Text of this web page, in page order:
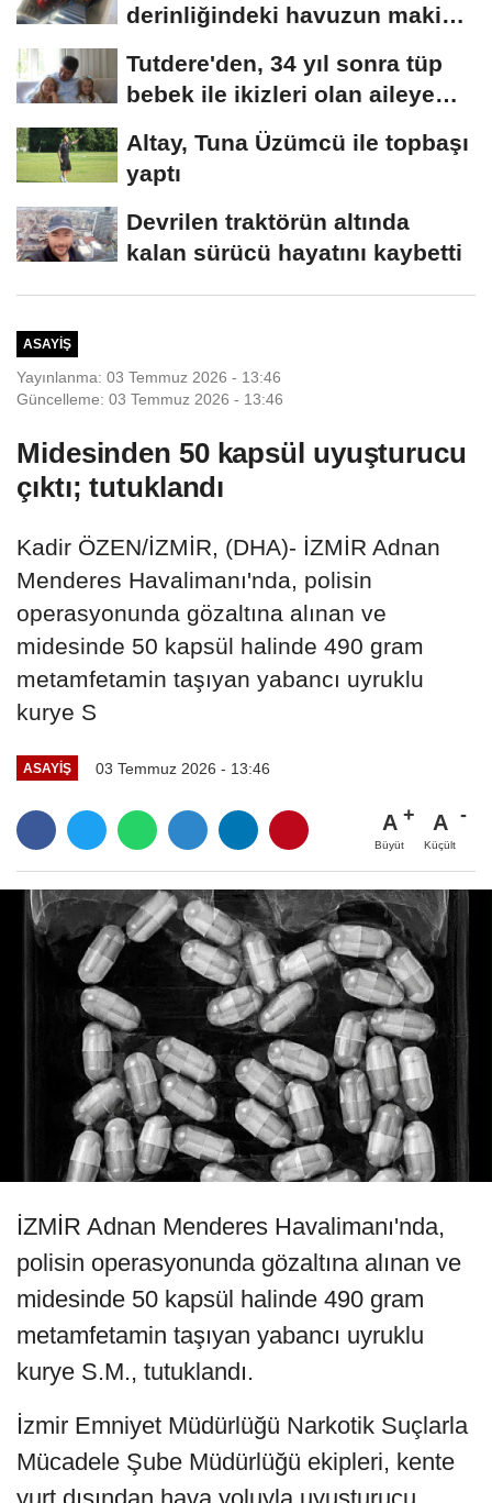
derinliğindeki havuzun makine
Tutdere'den, 34 yıl sonra tüp
bebek ile ikizleri olan aileye
Altay, Tuna Üzümcü ile topbaşı
yaptı
Devrilen traktörün altında
kalan sürücü hayatını kaybetti
ASAYIŞ
Yayınlanma: 03 Temmuz 2026 - 13:46
Güncelleme: 03 Temmuz 2026 - 13:46
Midesinden 50 kapsül uyuşturucu
çıktı; tutuklandı
Kadir ÖZEN/İZMİR, (DHA)- İZMİR Adnan
Menderes Havalimanı'nda, polisin
operasyonunda gözaltına alınan ve
midesinde 50 kapsül halinde 490 gram
metamfetamin taşıyan yabancı uyruklu
kurye S
ASAYIŞ 03 Temmuz 2026 - 13:46
A
Büyüt
A
Küçült
İZMİR Adnan Menderes Havalimanı'nda,
polisin operasyonunda gözaltına alınan ve
midesinde 50 kapsül halinde 490 gram
metamfetamin taşıyan yabancı uyruklu
kurye S.M., tutuklandı.
İzmir Emniyet Müdürlüğü Narkotik Suçlarla
Mücadele Şube Müdürlüğü ekipleri, kente